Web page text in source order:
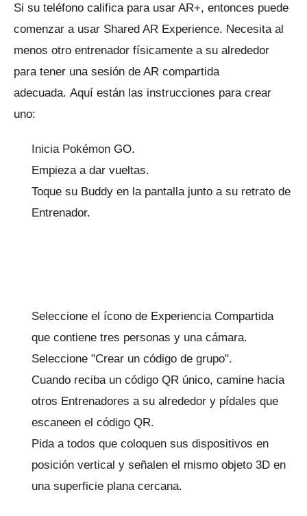
Si su teléfono califica para usar AR+, entonces puede
comenzar a usar Shared AR Experience. Necesita al
menos otro entrenador físicamente a su alrededor
para tener una sesión de AR compartida
adecuada. Aquí están las instrucciones para crear
uno:
Inicia Pokémon GO.
Empieza a dar vueltas.
Toque su Buddy en la pantalla junto a su retrato de
Entrenador.
Seleccione el ícono de Experiencia Compartida
que contiene tres personas y una cámara.
Seleccione "Crear un código de grupo".
Cuando reciba un código QR único, camine hacia
otros Entrenadores a su alrededor y pídales que
escaneen el código QR.
Pida a todos que coloquen sus dispositivos en
posición vertical y señalen el mismo objeto 3D en
una superficie plana cercana.